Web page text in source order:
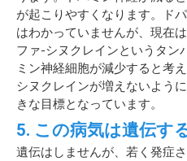
が起こりやすくなります。ド
はわかっていませんが、現在
ファ-シヌクレインというタン
ミン神経細胞が減少すると考
シヌクレインが増えないよう
きな目標となっています。
5. この病気は遺伝す
遺伝はしませんが、若く発症